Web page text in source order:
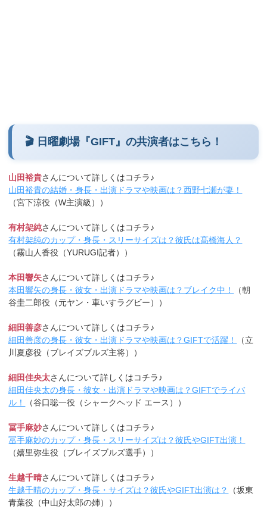
🎬 日曜劇場『GIFT』の共演者はこちら！
山田裕貴さんについて詳しくはコチラ♪
山田裕貴の結婚・身長・出演ドラマや映画は？西野七瀬が妻！
（宮下涼役（W主演級））
有村架純さんについて詳しくはコチラ♪
有村架純のカップ・身長・スリーサイズは？彼氏は髙橋海人？
（霧山人香役（YURUGI記者））
本田響矢さんについて詳しくはコチラ♪
本田響矢の身長・彼女・出演ドラマや映画は？ブレイク中！
（朝
谷圭二郎役（元ヤン・車いすラグビー））
細田善彦さんについて詳しくはコチラ♪
細田善彦の身長・彼女・出演ドラマや映画は？GIFTで活躍！
（立
川夏彦役（ブレイズブルズ主将））
細田佳央太さんについて詳しくはコチラ♪
細田佳央太の身長・彼女・出演ドラマや映画は？GIFTでライバ
ル！
（谷口聡一役（シャークヘッド エース））
冨手麻妙さんについて詳しくはコチラ♪
冨手麻妙のカップ・身長・スリーサイズは？彼氏やGIFT出演！
（嬉里弥生役（ブレイズブルズ選手））
生越千晴さんについて詳しくはコチラ♪
生越千晴のカップ・身長・サイズは？彼氏やGIFT出演は？
（坂東
青葉役（中山好太郎の姉））